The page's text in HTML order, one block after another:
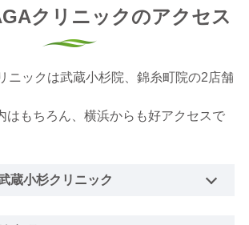
クリニックのアクセス
ニックは武蔵小杉院、錦糸町院の2店舗
はもちろん、横浜からも好アクセスで
蔵小杉クリニック